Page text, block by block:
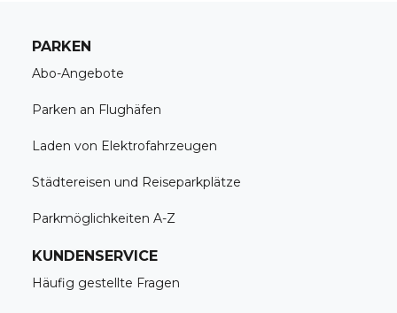
PARKEN
Abo-Angebote
Parken an Flughäfen
Laden von Elektrofahrzeugen
Städtereisen und Reiseparkplätze
Parkmöglichkeiten A-Z
KUNDENSERVICE
Häufig gestellte Fragen